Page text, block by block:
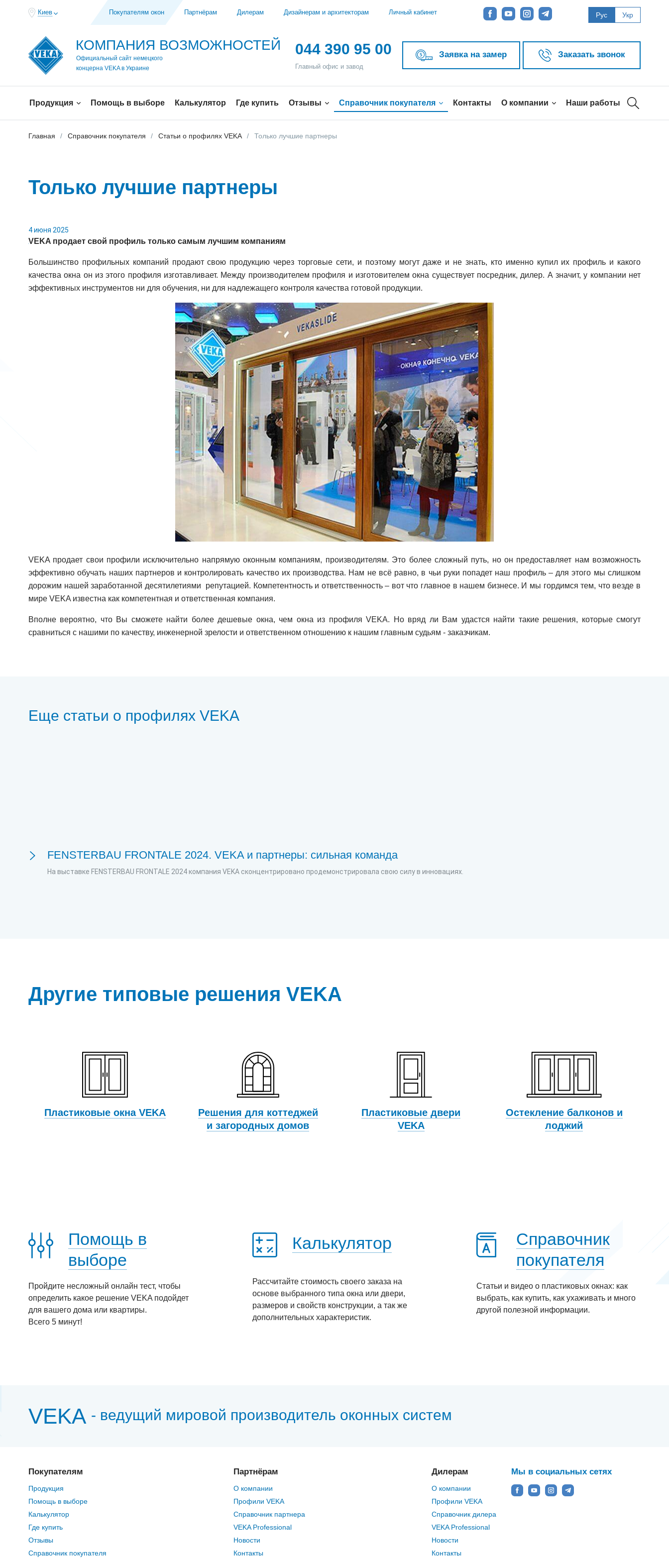
Киев Покупателям окон Партнёрам Дилерам Дизайнерам и архитекторам Личный кабинет Рус Укр
КОМПАНИЯ ВОЗМОЖНОСТЕЙ
Официальный сайт немецкого
концерна VEKA в Украине
044 390 95 00
Главный офис и завод
Заявка на замер Заказать звонок
Продукция Помощь в выборе Калькулятор Где купить Отзывы Справочник покупателя Контакты О компании Наши работы
Главная Справочник покупателя Статьи о профилях VEKA Только лучшие партнеры
Только лучшие партнеры
4 июня 2025
VEKA продает свой профиль только самым лучшим компаниям
Большинство профильных компаний продают свою продукцию через торговые сети, и поэтому могут даже и не знать, кто именно купил их профиль и какого
качества окна он из этого профиля изготавливает. Между производителем профиля и изготовителем окна существует посредник, дилер. А значит, у компании нет
эффективных инструментов ни для обучения, ни для надлежащего контроля качества готовой продукции.
VEKA продает свои профили исключительно напрямую оконным компаниям, производителям. Это более сложный путь, но он предоставляет нам возможность
эффективно обучать наших партнеров и контролировать качество их производства. Нам не всё равно, в чьи руки попадет наш профиль – для этого мы слишком
дорожим нашей заработанной десятилетиями репутацией. Компетентность и ответственность – вот что главное в нашем бизнесе. И мы гордимся тем, что везде в
мире VEKA известна как компетентная и ответственная компания.
Вполне вероятно, что Вы сможете найти более дешевые окна, чем окна из профиля VEKA. Но вряд ли Вам удастся найти такие решения, которые смогут
сравниться с нашими по качеству, инженерной зрелости и ответственном отношению к нашим главным судьям - заказчикам.
Еще статьи о профилях VEKA
FENSTERBAU FRONTALE 2024. VEKA и партнеры: сильная команда
На выставке FENSTERBAU FRONTALE 2024 компания VEKA сконцентрировано продемонстрировала свою силу в инновациях.
Другие типовые решения VEKA
Пластиковые окна VEKA
Решения для коттеджей
и загородных домов
Пластиковые двери
VEKA
Остекление балконов и
лоджий
Помощь в
выборе
Пройдите несложный онлайн тест, чтобы
определить какое решение VEKA подойдет
для вашего дома или квартиры.
Всего 5 минут!
Калькулятор
Рассчитайте стоимость своего заказа на
основе выбранного типа окна или двери,
размеров и свойств конструкции, а так же
дополнительных характеристик.
Справочник
покупателя
Статьи и видео о пластиковых окнах: как
выбрать, как купить, как ухаживать и много
другой полезной информации.
VEKA - ведущий мировой производитель оконных систем
Покупателям
Продукция
Помощь в выборе
Калькулятор
Где купить
Отзывы
Справочник покупателя
Партнёрам
О компании
Профили VEKA
Справочник партнера
VEKA Professional
Новости
Контакты
Дилерам
О компании
Профили VEKA
Справочник дилера
VEKA Professional
Новости
Контакты
Мы в социальных сетях